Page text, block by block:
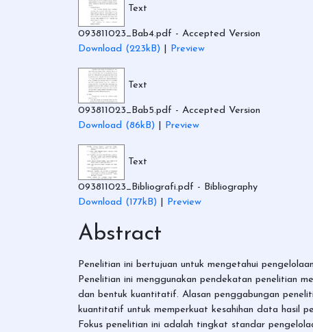
Text
093811023_Bab4.pdf - Accepted Version
Download (223kB)
Preview
Text
093811023_Bab5.pdf - Accepted Version
Download (86kB)
Preview
Text
093811023_Bibliografi.pdf - Bibliography
Download (177kB)
Preview
Abstract
Penelitian ini bertujuan untuk mengetahui
Penelitian ini menggunakan pendekatan penelitian
dan bentuk kuantitatif. Alasan penggabungan
kuantitatif untuk memperkuat kesahihan data hasil
Fokus penelitian ini adalah tingkat standar